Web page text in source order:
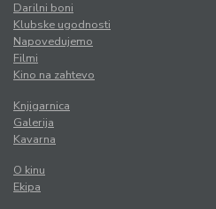
Darilni boni
Klubske ugodnosti
Napovedujemo
Filmi
Kino na zahtevo
Knjigarnica
Galerija
Kavarna
O kinu
Ekipa